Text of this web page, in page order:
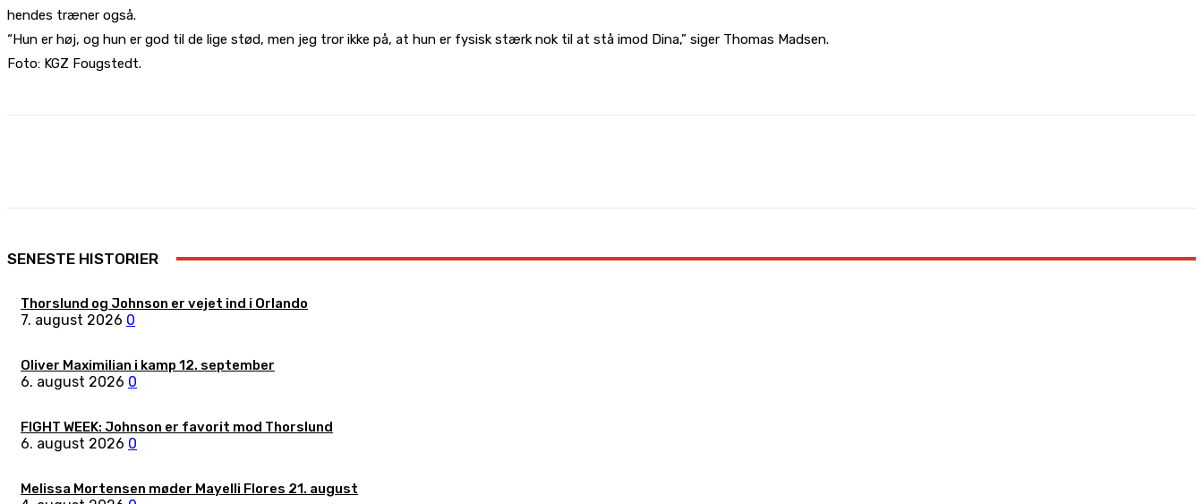
hendes træner også.
“Hun er høj, og hun er god til de lige stød, men jeg tror ikke på, at hun er fysisk stærk nok til at stå imod Dina,” siger Thomas Madsen.
Foto: KGZ Fougstedt.
SENESTE HISTORIER
Thorslund og Johnson er vejet ind i Orlando
7. august 2026 0
Oliver Maximilian i kamp 12. september
6. august 2026 0
FIGHT WEEK: Johnson er favorit mod Thorslund
6. august 2026 0
Melissa Mortensen møder Mayelli Flores 21. august